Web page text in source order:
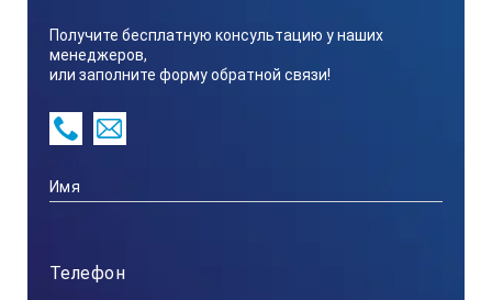
Получите бесплатную консультацию у наших
менеджеров,
или заполните форму обратной связи!